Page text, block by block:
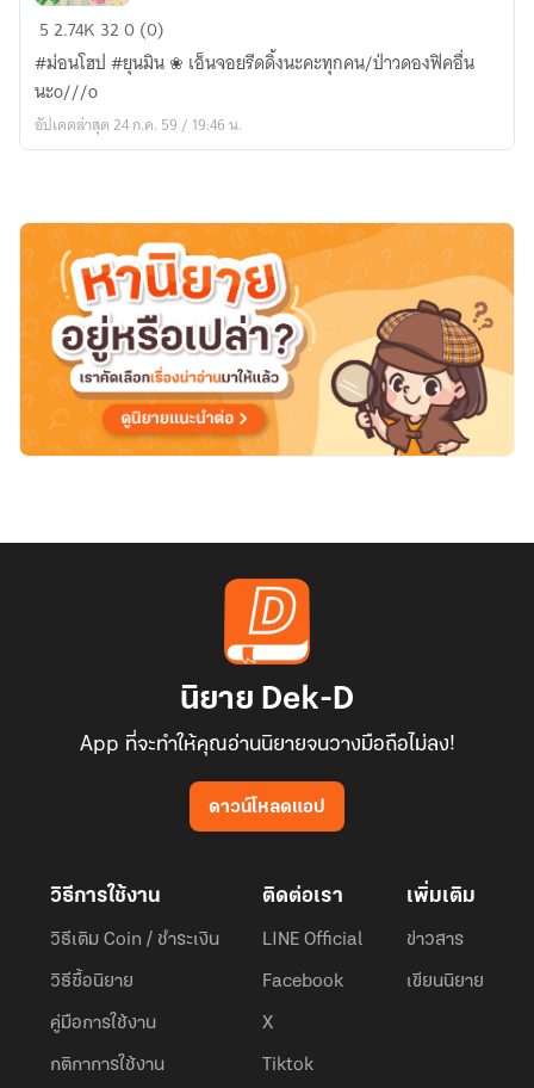
[BTS
FIC]
❀Monster
Flower
Boy❦รัก
นาย
ไอ
ติม❀
52.74K 320 (0)
#ม่อนโฮป #ยุนมิน ❀ เอ็นจอยรีดดิ้งนะคะทุกคน/ป่าวดองฟิคอื่น
นะo///o
อัปเดตล่าสุด 24 ก.ค. 59 / 19:46 น.
นิยาย Dek-D
App ที่จะทำให้คุณอ่านนิยายจนวางมือถือไม่ลง!
ดาวน์โหลดแอป
วิธีการใช้งาน
วิธีเติม Coin / ชำระเงิน
วิธีซื้อนิยาย
คู่มือการใช้งาน
กติกาการใช้งาน
ติดต่อเรา
LINE Official
Facebook
X
Tiktok
เพิ่มเติม
ข่าวสาร
เขียนนิยาย